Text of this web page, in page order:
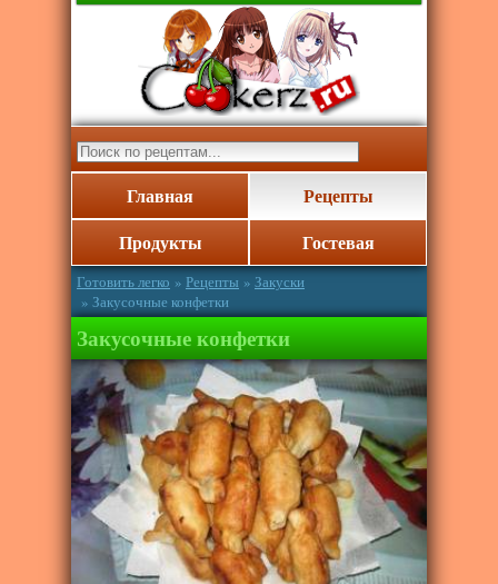
Главная
Рецепты
Продукты
Гостевая
Готовить легко » Рецепты » Закуски
» Закусочные конфетки
Закусочные конфетки